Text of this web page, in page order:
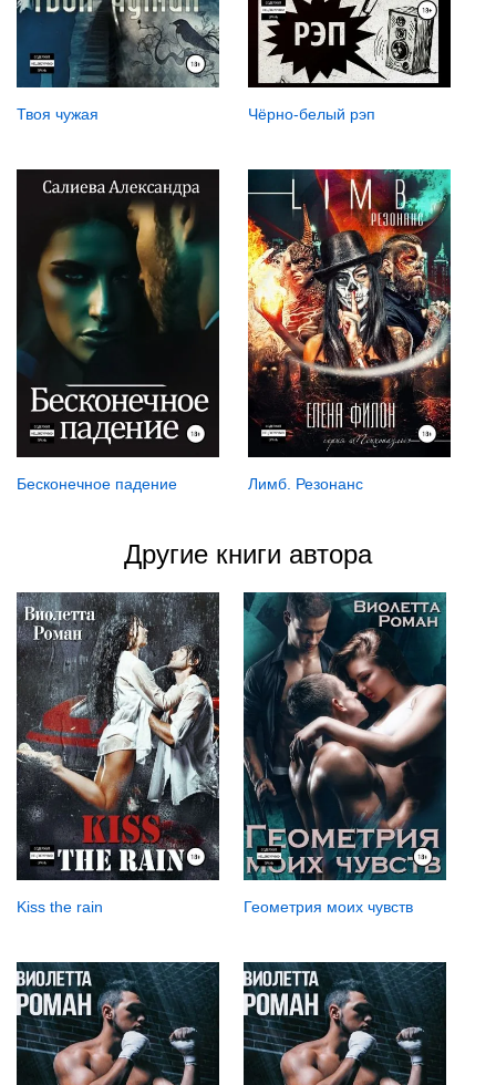
Твоя чужая Чёрно-белый рэп
Бесконечное падение Лимб. Резонанс
Другие книги автора
Kiss the rain Геометрия моих чувств